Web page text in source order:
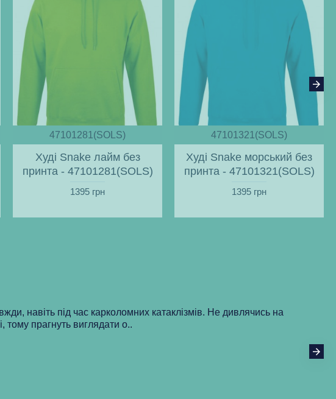
47101281(SOLS)
Худі Snake лайм без
принта - 47101281(SOLS)
1395 грн
47101321(SOLS)
Худі Snake морський без
принта - 47101321(SOLS)
1395 грн
навіть під час карколомних катаклізмів. Не дивлячись на
тому прагнуть виглядати о..